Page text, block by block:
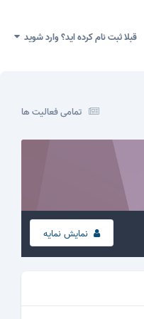
قبلا ثبت نام کرده اید؟ وارد شوید
تمامی فعالیت ها
نمایش نمایه